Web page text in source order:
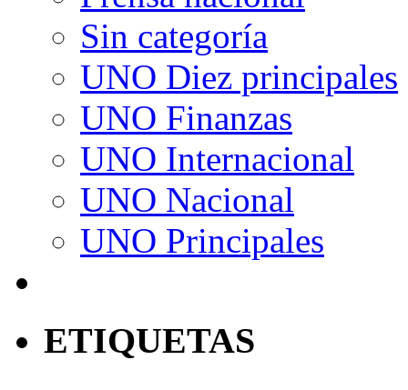
Sin categoría
UNO Diez principales
UNO Finanzas
UNO Internacional
UNO Nacional
UNO Principales
ETIQUETAS